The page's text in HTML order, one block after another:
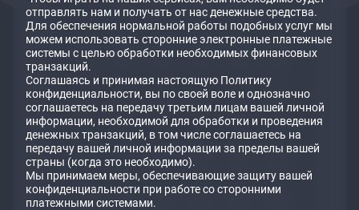
отправлять нам и получать от нас денежные средства.
Для обеспечения нормальной работы подобных услуг мы
можем использовать сторонние электронные платежные
системы с целью обработки необходимых финансовых
транзакций.
Соглашаясь и принимая настоящую Политику
конфиденциальности, вы по своей воле и однозначно
соглашаетесь на передачу третьим лицам вашей личной
информации, необходимой для обработки и проведения
денежных транзакций, в том числе соглашаетесь на
передачу вашей личной информации за пределы вашей
страны (когда это необходимо).
Мы принимаем меры, обеспечивающие защиту вашей
конфиденциальности при работе со сторонними
платежными системами.